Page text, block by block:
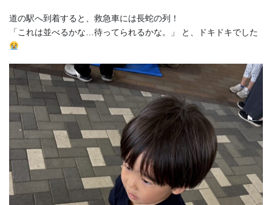
道の駅へ到着すると、救急車には長蛇の列！
「これは並べるかな…待ってられるかな。」 と、ドキドキでした